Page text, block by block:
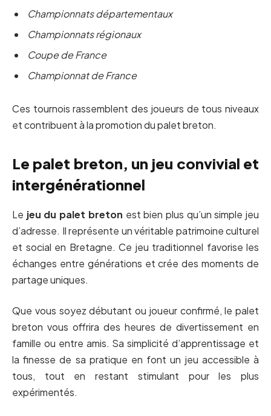
Championnats départementaux
Championnats régionaux
Coupe de France
Championnat de France
Ces tournois rassemblent des joueurs de tous niveaux
et contribuent à la promotion du palet breton.
Le palet breton, un jeu convivial et
intergénérationnel
Le jeu du palet breton est bien plus qu’un simple jeu
d’adresse. Il représente un véritable patrimoine culturel
et social en Bretagne. Ce jeu traditionnel favorise les
échanges entre générations et crée des moments de
partage uniques.
Que vous soyez débutant ou joueur confirmé, le palet
breton vous offrira des heures de divertissement en
famille ou entre amis. Sa simplicité d’apprentissage et
la finesse de sa pratique en font un jeu accessible à
tous, tout en restant stimulant pour les plus
expérimentés.